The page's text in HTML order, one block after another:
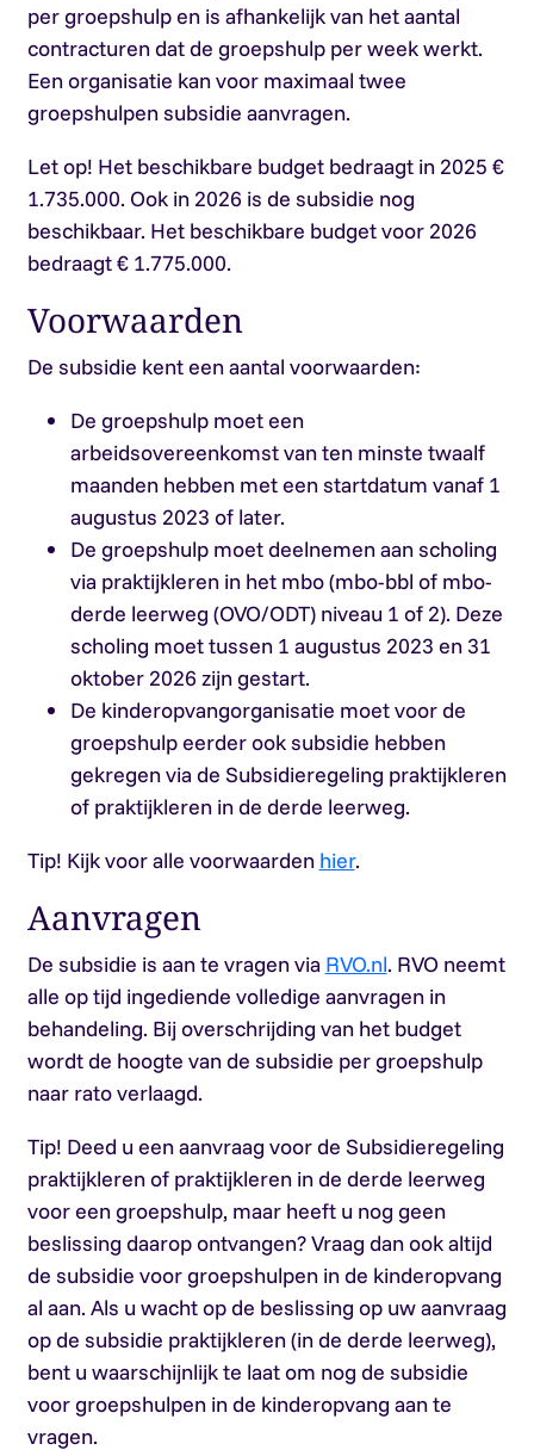
per groepshulp en is afhankelijk van het aantal
contracturen dat de groepshulp per week werkt.
Een organisatie kan voor maximaal twee
groepshulpen subsidie aanvragen.
Let op! Het beschikbare budget bedraagt in 2025 €
1.735.000. Ook in 2026 is de subsidie nog
beschikbaar. Het beschikbare budget voor 2026
bedraagt € 1.775.000.
Voorwaarden
De subsidie kent een aantal voorwaarden:
De groepshulp moet een
arbeidsovereenkomst van ten minste twaalf
maanden hebben met een startdatum vanaf 1
augustus 2023 of later.
De groepshulp moet deelnemen aan scholing
via praktijkleren in het mbo (mbo-bbl of mbo-
derde leerweg (OVO/ODT) niveau 1 of 2). Deze
scholing moet tussen 1 augustus 2023 en 31
oktober 2026 zijn gestart.
De kinderopvangorganisatie moet voor de
groepshulp eerder ook subsidie hebben
gekregen via de Subsidieregeling praktijkleren
of praktijkleren in de derde leerweg.
Tip! Kijk voor alle voorwaarden hier.
Aanvragen
De subsidie is aan te vragen via RVO.nl. RVO neemt
alle op tijd ingediende volledige aanvragen in
behandeling. Bij overschrijding van het budget
wordt de hoogte van de subsidie per groepshulp
naar rato verlaagd.
Tip! Deed u een aanvraag voor de Subsidieregeling
praktijkleren of praktijkleren in de derde leerweg
voor een groepshulp, maar heeft u nog geen
beslissing daarop ontvangen? Vraag dan ook altijd
de subsidie voor groepshulpen in de kinderopvang
al aan. Als u wacht op de beslissing op uw aanvraag
op de subsidie praktijkleren (in de derde leerweg),
bent u waarschijnlijk te laat om nog de subsidie
voor groepshulpen in de kinderopvang aan te
vragen.